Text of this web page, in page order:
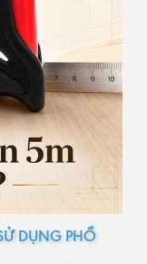
DỤNG PHỔ